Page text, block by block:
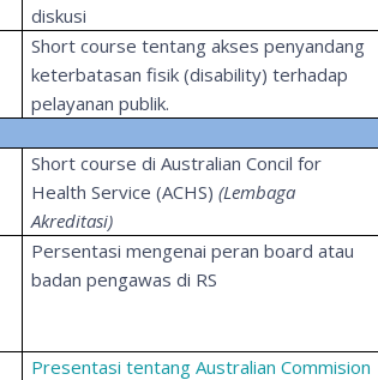
diskusi
Short course tentang akses penyandang
keterbatasan fisik (disability) terhadap
pelayanan publik.
Short course di Australian Concil for
Health Service (ACHS)(Lembaga
Akreditasi)
Persentasi mengenai peran board atau
badan pengawas di RS
Presentasi tentang Australian Commision